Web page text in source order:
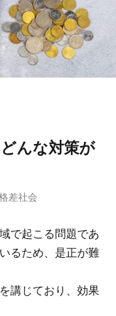
んな対策が
差社会
で起こる問題であ
るため、是正が難
講じており、効果